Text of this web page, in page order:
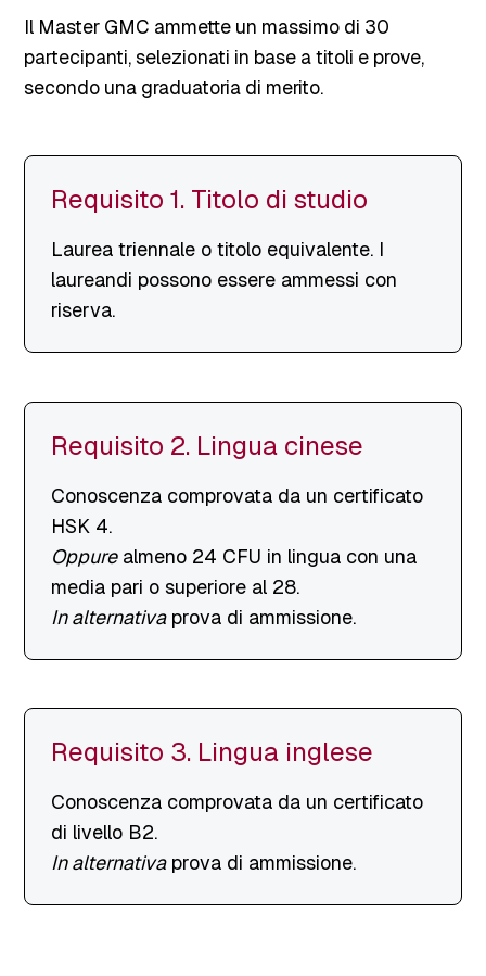
Il Master GMC ammette un massimo di 30
partecipanti, selezionati in base a titoli e prove,
secondo una graduatoria di merito.
Requisito 1. Titolo di studio
Laurea triennale o titolo equivalente. I
laureandi possono essere ammessi con
riserva.
Requisito 2. Lingua cinese
Conoscenza comprovata da un certificato
HSK 4.
Oppurealmeno 24 CFU in lingua con una
media pari o superiore al 28.
In alternativaprova di ammissione.
Requisito 3. Lingua inglese
Conoscenza comprovata da un certificato
di livello B2.
In alternativaprova di ammissione.